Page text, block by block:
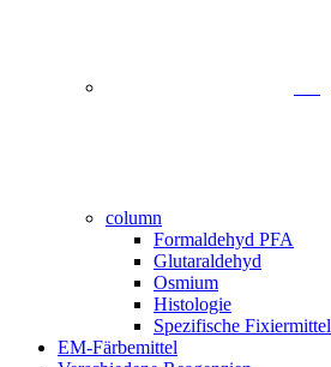
column
Formaldehyd PFA
Glutaraldehyd
Osmium
Histologie
Spezifische Fixiermittel
EM-Färbemittel